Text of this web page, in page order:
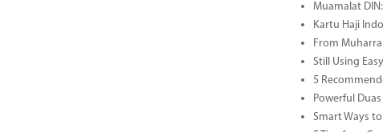
Muamalat
Kartu Haji
From
Still Using
5
Powerful
Smart Ways